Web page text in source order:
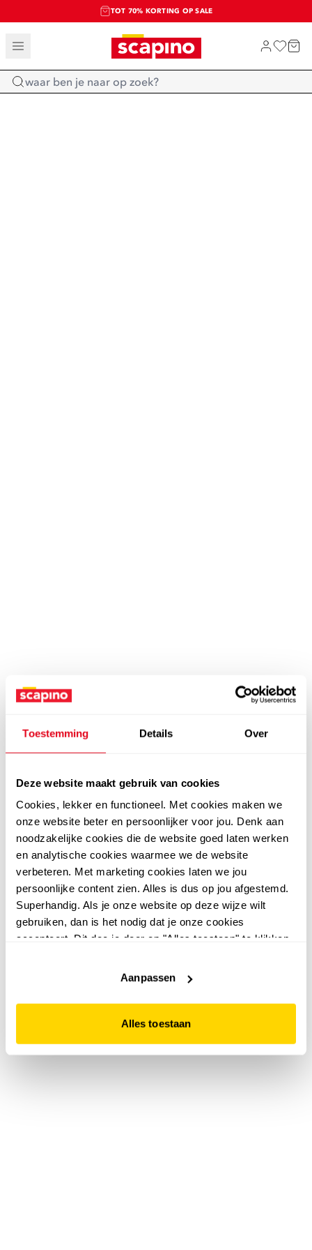
Toestemming Details Over
Deze website maakt gebruik van cookies
Cookies, lekker en functioneel. Met cookies maken we
onze website beter en persoonlijker voor jou. Denk aan
noodzakelijke cookies die de website goed laten werken
en analytische cookies waarmee we de website
verbeteren. Met marketing cookies laten we jou
persoonlijke content zien. Alles is dus op jou afgestemd.
Superhandig. Als je onze website op deze wijze wilt
gebruiken, dan is het nodig dat je onze cookies
accepteert. Dit doe je door op "Alles toestaan" te klikken.
website niet optimaal functioneert.
Aanpassen
Alles toestaan
TOT 70% KORTING OP SALE
SALE: LAATSTE KANS!
SHOP NIEUW
Home